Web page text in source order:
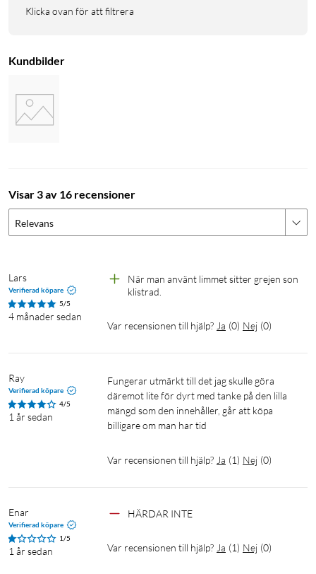
Klicka ovan för att filtrera
Kundbilder
Visar 3 av 16 recensioner
Relevans
Lars
Verifierad köpare
5/5
4 månader sedan
När man använt limmet sitter grejen son
klistrad.
Var recensionen till hjälp? Ja (0) Nej (0)
Ray
Verifierad köpare
4/5
1 år sedan
fungerar utmärkt till det jag skulle göra
däremot lite för dyrt med tanke på den lilla
mängd som den innehåller, går att köpa
Var recensionen till hjälp? Ja (1) Nej (0)
Enar
Verifierad köpare
1/5
1 år sedan
HÄRDAR INTE
Var recensionen till hjälp? Ja (1) Nej (0)